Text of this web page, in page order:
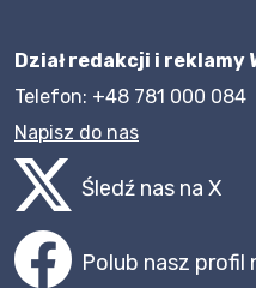
Dział redakcji i reklamy
Telefon: +48 781 000 084
Napisz do nas
Śledź nas na X
Polub nasz profil